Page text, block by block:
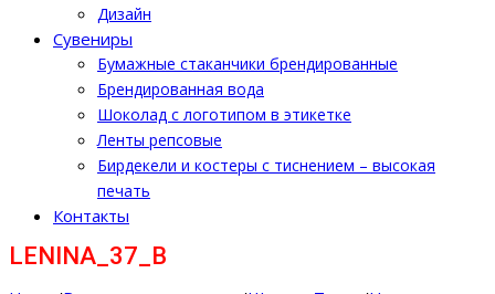
Дизайн
Cувениры
Бумажные стаканчики брендированные
Брендированная вода
Шоколад с логотипом в этикетке
Ленты репсовые
Бирдекели и костеры с тиснением – высокая
печать
Контакты
LENINA_37_B